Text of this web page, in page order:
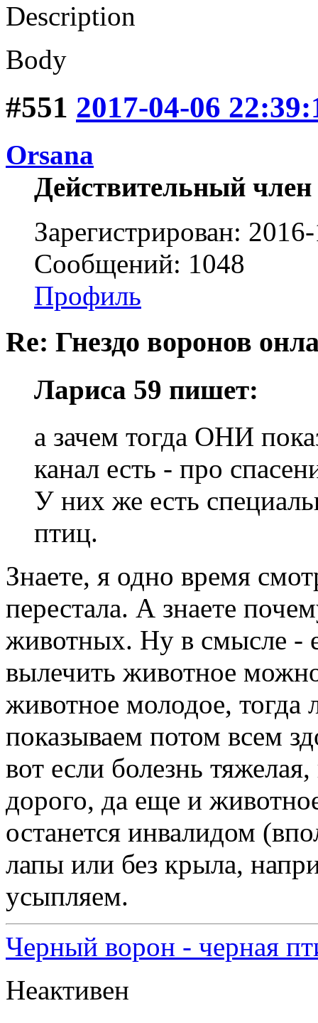
Description
Body
#551 2017-04-06
Orsana
Действительный член
Зарегистрирован:
Сообщений: 1048
Профиль
Re: Гнездо воронов
Лариса 59 пишет:
а зачем тогда ОНИ
канал есть - про
У них же есть
птиц.
Знаете, я одно время
перестала. А знаете
животных. Ну в смысле -
вылечить животное
животное молодое,
показываем потом всем
вот если болезнь
дорого, да еще и
останется инвалидом
лапы или без крыла,
усыпляем.
Черный ворон - черная
Неактивен